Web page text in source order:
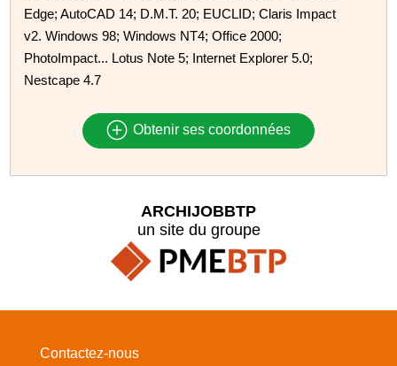
Edge; AutoCAD 14; D.M.T. 20; EUCLID; Claris Impact
v2. Windows 98; Windows NT4; Office 2000;
PhotoImpact... Lotus Note 5; Internet Explorer 5.0;
Nestcape 4.7
Obtenir ses coordonnées
ARCHIJOBBTP
un site du groupe
Contactez-nous